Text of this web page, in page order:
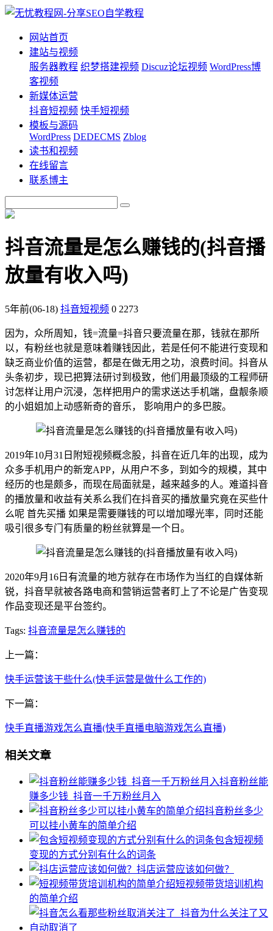
网站首页
建站与视频
服务器教程 织梦搭建视频 Discuz论坛视频 WordPress博
客视频
新媒体运营
抖音短视频 快手短视频
模板与源码
WordPress DEDECMS Zblog
读书和视频
在线留言
联系博主
抖音流量是怎么赚钱的(抖音播
放量有收入吗)
5年前(06-18) 抖音短视频 0 2273
因为，众所周知，钱=流量=抖音只要流量在那，钱就在那所
以，有粉丝也就是意味着赚钱因此，若是任何不能进行变现和
缺乏商业价值的运营，都是在做无用之功，浪费时间。抖音从
头条初步，现已把算法研讨到极致，他们用最顶级的工程师研
讨怎样让用户沉浸，怎样把用户的需求送达手机端，盘靓条顺
的小姐姐加上动感新奇的音乐， 影响用户的多巴胺。
2019年10月31日附短视频概念股，抖音在近几年的出现，成为
众多手机用户的新宠APP，从用户不多，到如今的规模，其中
经历的也是颇多，而现在局面就是，越来越多的人。难道抖音
的播放量和收益有关系么我们在抖音买的播放量究竟在买些什
么呢 首先买播 如果是需要赚钱的可以增加曝光率，同时还能
吸引很多专门有质量的粉丝就算是一个日。
2020年9月16日有流量的地方就存在市场作为当红的自媒体新
锐，抖音早就被各路电商和营销运营者盯上了不论是广告变现
作品变现还是平台签约。
Tags: 抖音流量是怎么赚钱的
上一篇：
快手运营该干些什么(快手运营是做什么工作的)
下一篇：
快手直播游戏怎么直播(快手直播电脑游戏怎么直播)
相关文章
抖音粉丝能
赚多少钱_抖音一千万粉丝月入
抖音粉丝多少
可以挂小黄车的简单介绍
包含短视频
变现的方式分别有什么的词条
抖店运营应该如何做？
短视频带货培训机构
的简单介绍